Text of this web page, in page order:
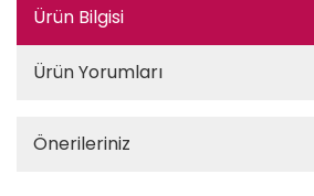
Ürün Bilgisi
Ürün Yorumları
Önerileriniz